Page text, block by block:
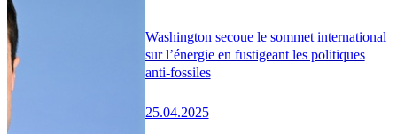
Washington secoue le sommet international
sur l’énergie en fustigeant les politiques
anti-fossiles
25.04.2025